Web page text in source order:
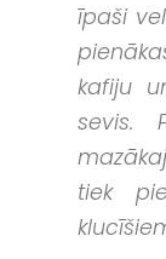
īpaši
kafiju
sevis.
tiek